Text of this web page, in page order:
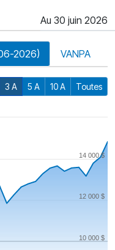
Au 30 juin 2026
2026) VANPA
3 A 5 A 10 A Toutes
10 000 $
12 000 $
14 000 $